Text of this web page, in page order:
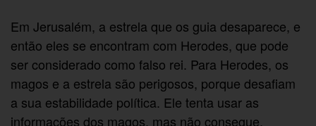
Em Jerusalém, a estrela que os guia desaparece, e
então eles se encontram com Herodes, que pode
ser considerado como falso rei. Para Herodes, os
magos e a estrela são perigosos, porque desafiam
a sua estabilidade política. Ele tenta usar as
informações dos magos, mas não consegue,